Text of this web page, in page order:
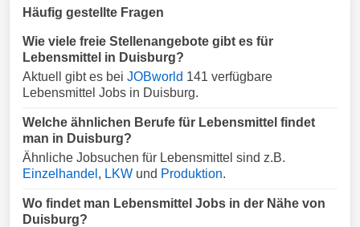
Häufig gestellte Fragen
Wie viele freie Stellenangebote gibt es für
Lebensmittel in Duisburg?
Aktuell gibt es bei JOBworld 141 verfügbare
Lebensmittel Jobs in Duisburg.
Welche ähnlichen Berufe für Lebensmittel findet
man in Duisburg?
Ähnliche Jobsuchen für Lebensmittel sind z.B.
Einzelhandel , LKW und Produktion.
Wo findet man Lebensmittel Jobs in der Nähe von
Duisburg?